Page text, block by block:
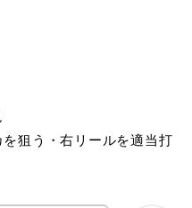
狙う・右リールを適当打